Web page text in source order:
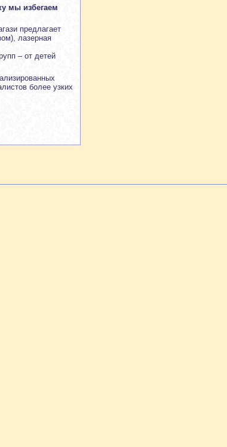
мы избегаем
предлагает
лазерная
– от детей
более узких